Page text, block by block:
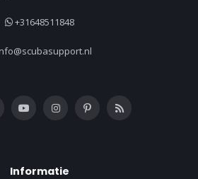
+31648511848
Informatie